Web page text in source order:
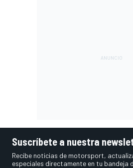
Suscríbete a nuestra
Recibe noticias de motorsport,
especiales directamente en tu bandeja